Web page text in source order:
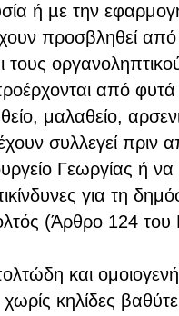
ή µε την
προσβληθεί από
τους
από
μαλαθείο,
συλλεγεί πριν
Γεωργίας ή να
για τη
(Άρθρο 124 του
και
κηλίδες